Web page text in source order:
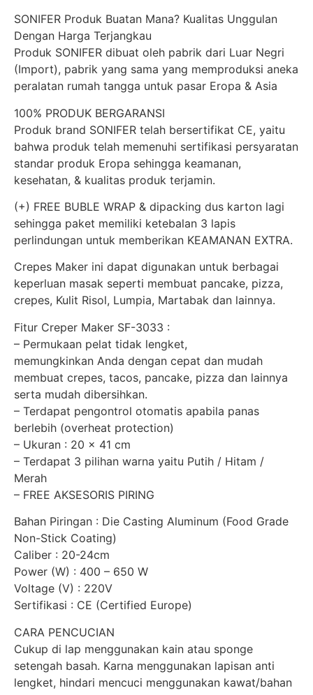
SONIFER Produk Buatan Mana? Kualitas Unggulan
Dengan Harga Terjangkau
Produk SONIFER dibuat oleh pabrik dari Luar Negri
(Import), pabrik yang sama yang memproduksi aneka
peralatan rumah tangga untuk pasar Eropa & Asia
100% PRODUK BERGARANSI
Produk brand SONIFER telah bersertifikat CE, yaitu
bahwa produk telah memenuhi sertifikasi persyaratan
standar produk Eropa sehingga keamanan,
kesehatan, & kualitas produk terjamin.
(+) FREE BUBLE WRAP & dipacking dus karton lagi
sehingga paket memiliki ketebalan 3 lapis
perlindungan untuk memberikan KEAMANAN EXTRA.
Crepes Maker ini dapat digunakan untuk berbagai
keperluan masak seperti membuat pancake, pizza,
crepes, Kulit Risol, Lumpia, Martabak dan lainnya.
Fitur Creper Maker SF-3033 :
– Permukaan pelat tidak lengket,
memungkinkan Anda dengan cepat dan mudah
membuat crepes, tacos, pancake, pizza dan lainnya
serta mudah dibersihkan.
– Terdapat pengontrol otomatis apabila panas
berlebih (overheat protection)
– Ukuran : 20 x 41 cm
– Terdapat 3 pilihan warna yaitu Putih / Hitam /
Merah
– FREE AKSESORIS PIRING
Bahan Piringan : Die Casting Aluminum (Food Grade
Non-Stick Coating)
Caliber : 20-24cm
Power (W) : 400 – 650 W
Voltage (V) : 220V
Sertifikasi : CE (Certified Europe)
CARA PENCUCIAN
Cukup di lap menggunakan kain atau sponge
setengah basah. Karna menggunakan lapisan anti
lengket, hindari mencuci menggunakan kawat/bahan